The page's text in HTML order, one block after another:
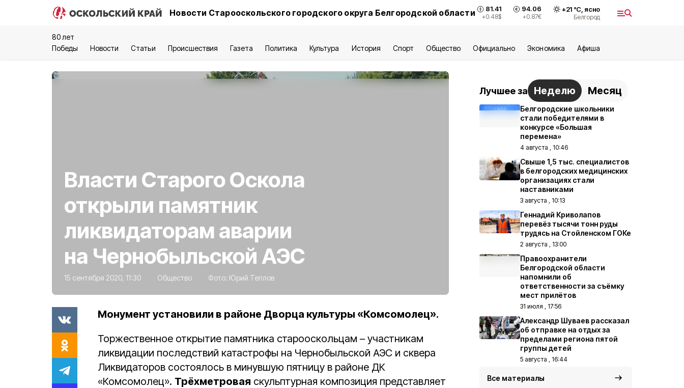
Новости Старооскольского городского округа Белгородской области 81.41
+0.48$
94.06
+0.87€
+21°С, ясно
Белгород
80 лет
Победы
Новости Статьи Происшествия Газета Политика Культура История Спорт Общество Официально Экономика Aфиша
Власти Старого Оскола
открыли памятник
ликвидаторам аварии
на Чернобыльской АЭС
15 сентября 2020, 11:30 Общество Фото: Юрий Теплов
Монумент установили в районе Дворца культуры «Комсомолец».
Торжественное открытие памятника старооскольцам – участникам
ликвидации последствий катастрофы на Чернобыльской АЭС и сквера
Ликвидаторов состоялось в минувшую пятницу в районе ДК
«Комсомолец». Трёхметровая скульптурная композиция представляет
Лучшее за Неделю Месяц
Белгородские школьники
стали победителями в
конкурсе «Большая
перемена»
4 августа , 10:46
Свыше 1,5 тыс. специалистов
в белгородских медицинских
организациях стали
наставниками
3 августа , 10:13
Геннадий Криволапов
перевёз тысячи тонн руды
трудясь на Стойленском ГОКе
2 августа , 13:00
Правоохранители
Белгородской области
напомнили об
ответственности за съёмку
мест прилётов
31 июля , 17:56
Александр Шуваев рассказал
об отправке на отдых за
пределами региона пятой
группы детей
5 августа , 16:44
Все материалы